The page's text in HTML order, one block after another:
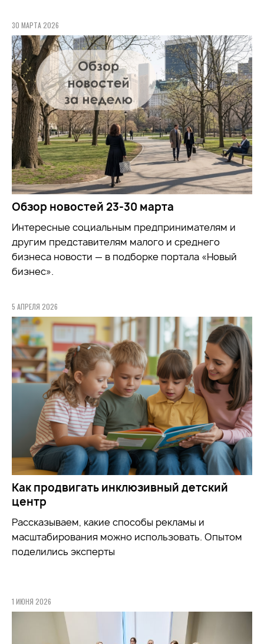
30 МАРТА 2026
Обзор новостей 23-30 марта
Интересные социальным предпринимателям и
другим представителям малого и среднего
бизнеса новости — в подборке портала «Новый
бизнес».
5 АПРЕЛЯ 2026
Как продвигать инклюзивный детский
центр
Рассказываем, какие способы рекламы и
масштабирования можно использовать. Опытом
поделились эксперты
1 ИЮНЯ 2026